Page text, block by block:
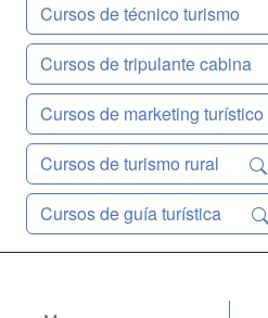
Cursos de técnico turismo
Cursos de tripulante cabina
Cursos de marketing turístico
Cursos de turismo rural
Cursos de guía turística